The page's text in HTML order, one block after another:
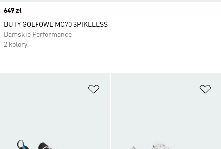
Price
649 zł
BUTY GOLFOWE MC70 SPIKELESS
Damskie Performance
2 kolory